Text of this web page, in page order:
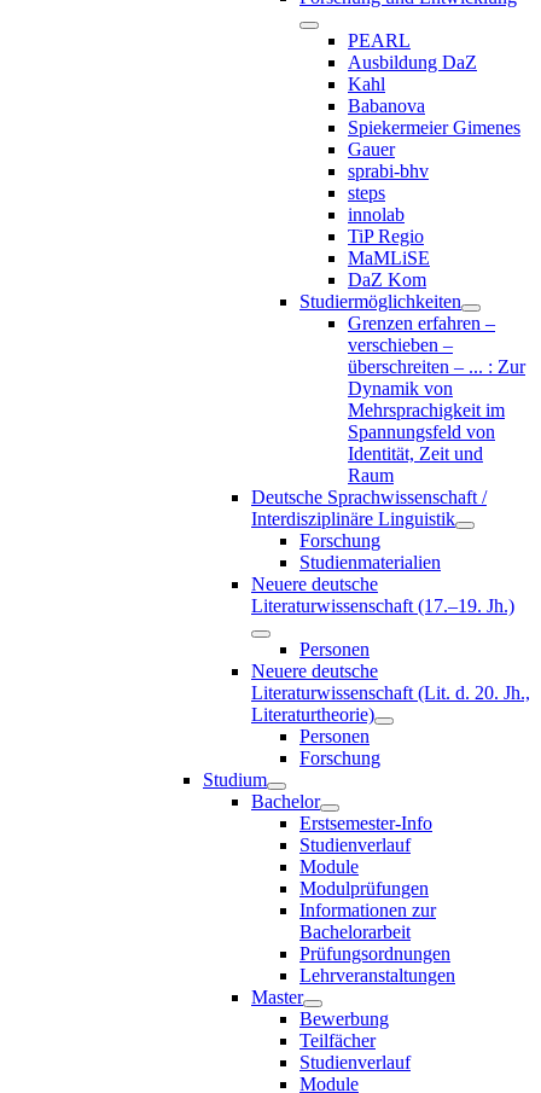
PEARL
Ausbildung DaZ
Kahl
Babanova
Spiekermeier Gimenes
Gauer
sprabi-bhv
steps
innolab
TiP Regio
MaMLiSE
DaZ Kom
Studiermöglichkeiten
Grenzen erfahren –
verschieben –
überschreiten – ... : Zur
Dynamik von
Mehrsprachigkeit im
Spannungsfeld von
Identität, Zeit und
Raum
Deutsche Sprachwissenschaft /
Interdisziplinäre Linguistik
Forschung
Studienmaterialien
Neuere deutsche
Literaturwissenschaft (17.–19. Jh.)
Personen
Neuere deutsche
Literaturwissenschaft (Lit. d. 20. Jh.,
Literaturtheorie)
Personen
Forschung
Studium
Bachelor
Erstsemester-Info
Studienverlauf
Module
Modulprüfungen
Informationen zur
Bachelorarbeit
Prüfungsordnungen
Lehrveranstaltungen
Master
Bewerbung
Teilfächer
Studienverlauf
Module